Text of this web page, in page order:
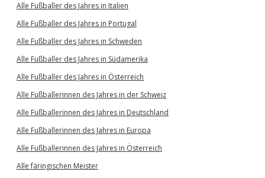
Alle Fußballer des Jahres in Italien
Alle Fußballer des Jahres in Portugal
Alle Fußballer des Jahres in Schweden
Alle Fußballer des Jahres in Südamerika
Alle Fußballer des Jahres in Österreich
Alle Fußballerinnen des Jahres in der Schweiz
Alle Fußballerinnen des Jahres in Deutschland
Alle Fußballerinnen des Jahres in Europa
Alle Fußballerinnen des Jahres in Österreich
Alle färingischen Meister